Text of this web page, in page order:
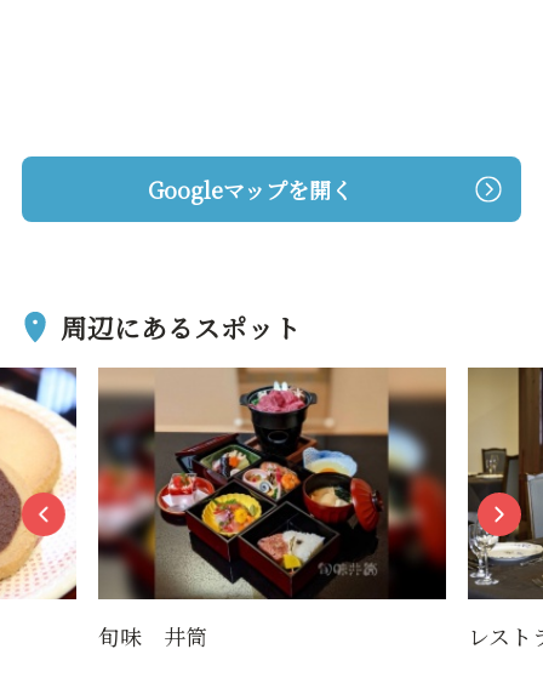
Googleマップを開く
周辺にあるスポット
旬味 井筒 レスト